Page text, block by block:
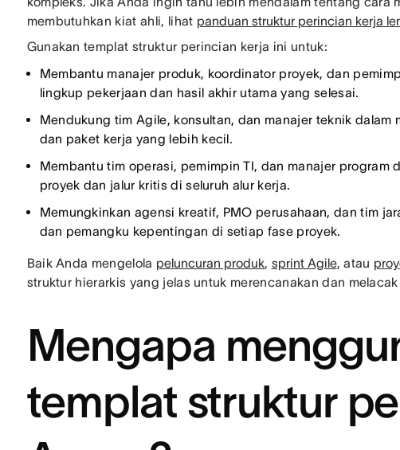
membutuhkan kiat ahli, lihat panduan struktur perincian kerja
Gunakan templat struktur perincian kerja ini untuk:
Membantu manajer produk, koordinator proyek, dan
lingkup pekerjaan dan hasil akhir utama yang selesai.
Mendukung tim Agile, konsultan, dan manajer teknik
dan paket kerja yang lebih kecil.
Membantu tim operasi, pemimpin TI, dan manajer program
proyek dan jalur kritis di seluruh alur kerja.
Memungkinkan agensi kreatif, PMO perusahaan, dan tim
dan pemangku kepentingan di setiap fase proyek.
Baik Anda mengelola peluncuran produk, sprint Agile, atau
struktur hierarkis yang jelas untuk merencanakan dan
Mengapa
templat struktur